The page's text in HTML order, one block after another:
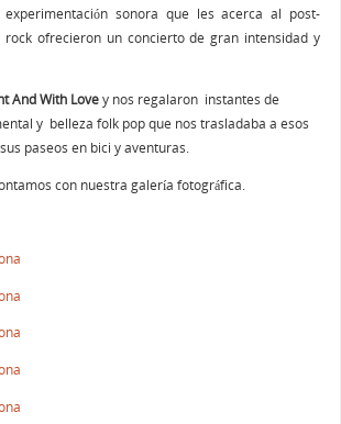
experimentación sonora que les acerca al post-
rock ofrecieron un concierto de gran intensidad y
And With Lovey nos regalaron instantes de
y belleza folk pop que nos trasladaba a esos
paseos en bici y aventuras.
con nuestra galería fotográfica.